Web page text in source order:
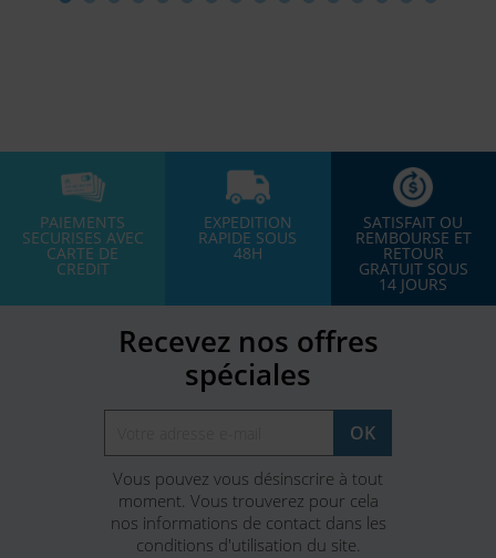
PAIEMENTS
SECURISES AVEC
CARTE DE
CREDIT
EXPEDITION
RAPIDE SOUS
48H
SATISFAIT OU
REMBOURSE ET
RETOUR
GRATUIT SOUS
14 JOURS
Recevez nos offres
spéciales
Vous pouvez vous désinscrire à tout
moment. Vous trouverez pour cela
nos informations de contact dans les
conditions d'utilisation du site.